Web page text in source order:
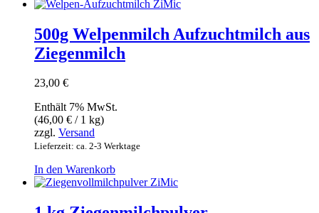
500g Welpenmilch Aufzuchtmilch aus
Ziegenmilch
23,00 €
Enthält 7% MwSt.
(46,00 € / 1 kg)
zzgl. Versand
Lieferzeit: ca. 2-3 Werktage
In den Warenkorb